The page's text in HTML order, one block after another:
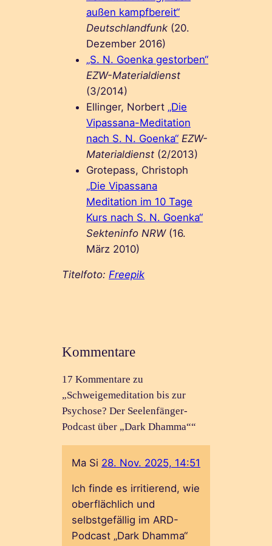
außen kampfbereit“
Deutschlandfunk (20.
Dezember 2016)
„S. N. Goenka gestorben“
EZW-Materialdienst
(3/2014)
Ellinger, Norbert „Die
Vipassana-Meditation
nach S. N. Goenka“ EZW-
Materialdienst (2/2013)
Grotepass, Christoph
„Die Vipassana
Meditation im 10 Tage
Kurs nach S. N. Goenka“
Sekteninfo NRW(16.
März 2010)
Titelfoto:Freepik
Kommentare
17 Kommentare zu
„Schweigemeditation bis zur
Psychose? Der Seelenfänger-
Podcast über „Dark Dhamma““
Ma Si 28. Nov. 2025, 14:51
Ich finde es irritierend, wie
oberflächlich und
selbstgefällig im ARD-
Podcast „Dark Dhamma“